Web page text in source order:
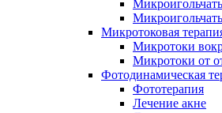
Микротоковая
Микротоки
Микротоки от
Фотодинамическая
Фототерапия
Лечение акне